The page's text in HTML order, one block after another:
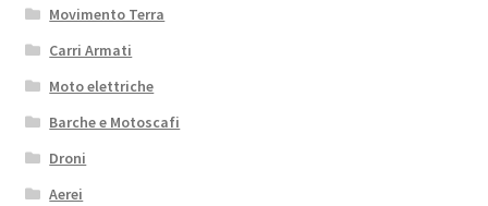
Movimento Terra
Carri Armati
Moto elettriche
Barche e Motoscafi
Droni
Aerei